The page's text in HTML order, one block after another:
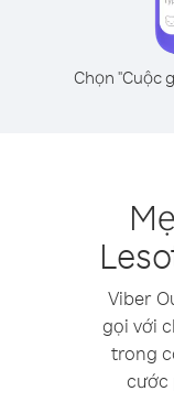
Chọn "Cuộc
Viber
gọi với
trong
cước